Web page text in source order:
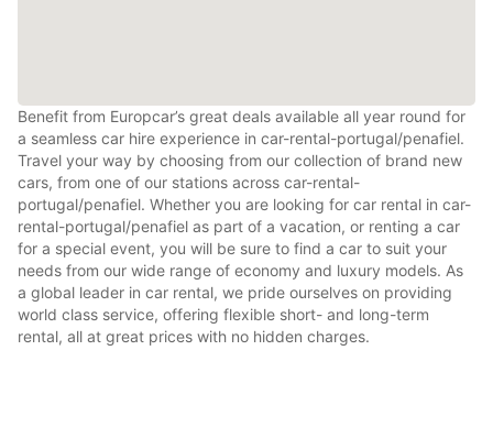
Benefit from Europcar’s great deals available all year round for
a seamless car hire experience in car-rental-portugal/penafiel.
Travel your way by choosing from our collection of brand new
cars, from one of our stations across car-rental-
portugal/penafiel. Whether you are looking for car rental in car-
rental-portugal/penafiel as part of a vacation, or renting a car
for a special event, you will be sure to find a car to suit your
needs from our wide range of economy and luxury models. As
a global leader in car rental, we pride ourselves on providing
world class service, offering flexible short- and long-term
rental, all at great prices with no hidden charges.